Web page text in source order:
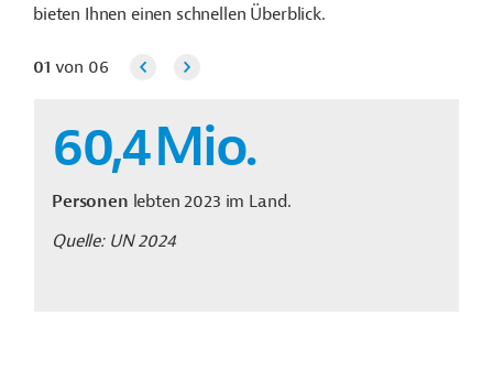
bieten Ihnen einen schnellen Überblick.
01 von 06
60,4Mio.
Personen lebten 2023 im Land.
Quelle: UN 2024